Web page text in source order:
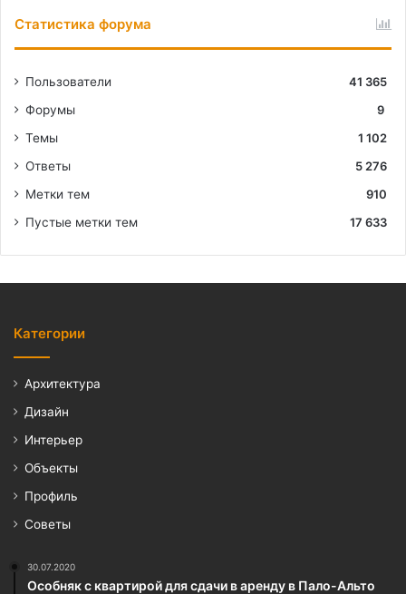
Статистика форума
Пользователи
41 365
Форумы
9
Темы
1 102
Ответы
5 276
Метки тем
910
Пустые метки тем
17 633
Категории
Архитектура
Дизайн
Интерьер
Объекты
Профиль
Советы
30.07.2020
Особняк с квартирой для сдачи в аренду в Пало-Альто